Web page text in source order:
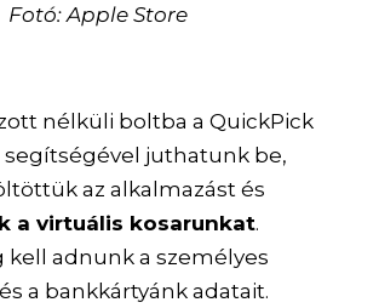
Fotó: Apple Store
nélküli boltba a QuickPick
segítségével juthatunk be,
az alkalmazást és
a virtuális kosarunkat.
kell adnunk a személyes
a bankkártyánk adatait.